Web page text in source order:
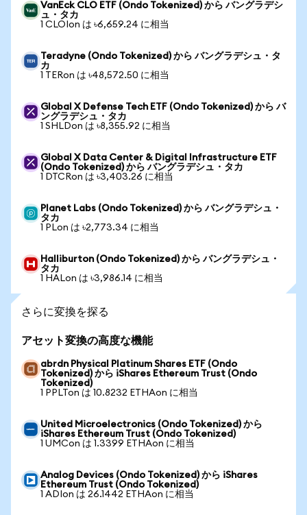
VanEck CLO ETF (Ondo Tokenized) から バングラデシ
ュ・タカ
1 CLOIon は ৳6,659.24 に相当
Teradyne (Ondo Tokenized) から バングラデシュ・タ
カ
1 TERon は ৳48,572.50 に相当
Global X Defense Tech ETF (Ondo Tokenized) から バ
ングラデシュ・タカ
1 SHLDon は ৳8,355.92 に相当
Global X Data Center & Digital Infrastructure ETF
(Ondo Tokenized) から バングラデシュ・タカ
1 DTCRon は ৳3,403.26 に相当
Planet Labs (Ondo Tokenized) から バングラデシュ・
タカ
1 PLon は ৳2,773.34 に相当
Halliburton (Ondo Tokenized) から バングラデシュ・
タカ
1 HALon は ৳3,986.14 に相当
さらに変換を探る
アセット変換の高度な機能
abrdn Physical Platinum Shares ETF (Ondo
Tokenized) から iShares Ethereum Trust (Ondo
Tokenized)
1 PPLTon は 10.8232 ETHAon に相当
United Microelectronics (Ondo Tokenized) から
iShares Ethereum Trust (Ondo Tokenized)
1 UMCon は 1.3399 ETHAon に相当
Analog Devices (Ondo Tokenized) から iShares
Ethereum Trust (Ondo Tokenized)
1 ADIon は 26.1442 ETHAon に相当